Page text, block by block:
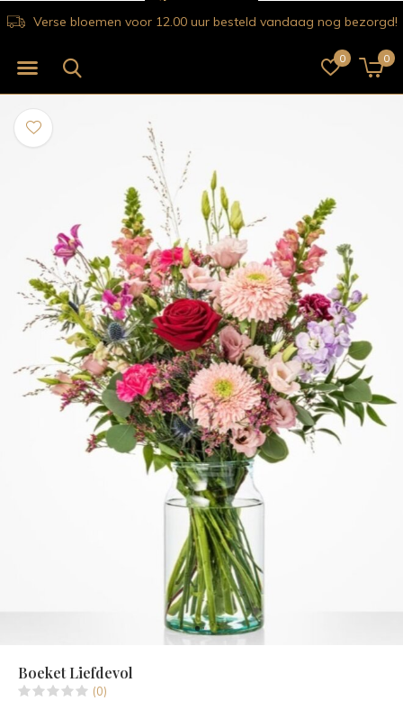
0 0
Verse bloemen voor 12.00 uur besteld vandaag nog bezorgd!
Boeket Liefdevol
(0)